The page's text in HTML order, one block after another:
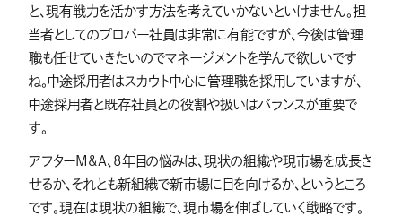
と、現有戦力を活かす方法を考えていかないといけません。担
当者としてのプロパー社員は非常に有能ですが、今後は管理
職も任せていきたいのでマネージメントを学んで欲しいです
ね。中途採用者はスカウト中心に管理職を採用していますが、
中途採用者と既存社員との役割や扱いはバランスが重要で
す。
アフターM&A、8年目の悩みは、現状の組織や現市場を成長さ
せるか、それとも新組織で新市場に目を向けるか、というところ
です。現在は現状の組織で、現市場を伸ばしていく戦略です。